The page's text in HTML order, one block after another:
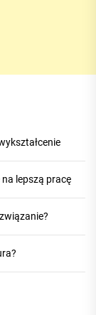
lepszą pracę